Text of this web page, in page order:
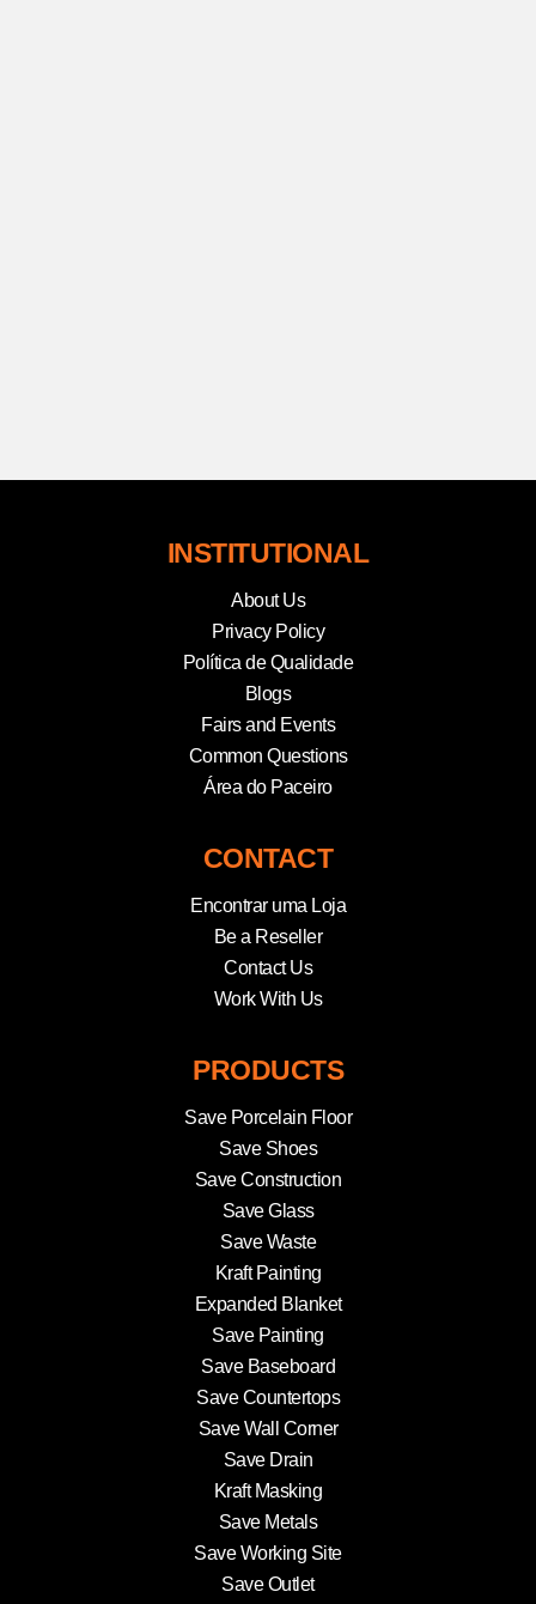
INSTITUTIONAL
About Us
Privacy Policy
Política de Qualidade
Blogs
Fairs and Events
Common Questions
Área do Paceiro
CONTACT
Encontrar uma Loja
Be a Reseller
Contact Us
Work With Us
PRODUCTS
Save Porcelain Floor
Save Shoes
Save Construction
Save Glass
Save Waste
Kraft Painting
Expanded Blanket
Save Painting
Save Baseboard
Save Countertops
Save Wall Corner
Save Drain
Kraft Masking
Save Metals
Save Working Site
Save Outlet